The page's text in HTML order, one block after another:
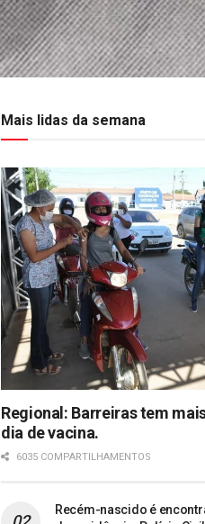
Mais lidas da semana
Regional: Barreiras tem
dia de vacina.
6035 COMPARTILHAMENTOS
Recém-nascido é